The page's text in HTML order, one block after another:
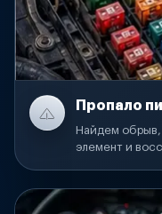
Пропало
Найдем обрыв,
элемент и